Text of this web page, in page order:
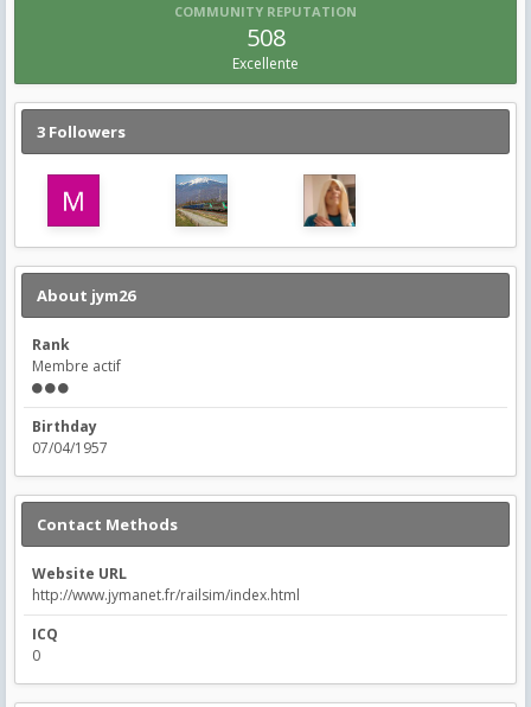
COMMUNITY REPUTATION
508
Excellente
3 Followers
About jym26
Rank
Membre actif
Birthday
07/04/1957
Contact Methods
Website URL
http://www.jymanet.fr/railsim/index.html
ICQ
0